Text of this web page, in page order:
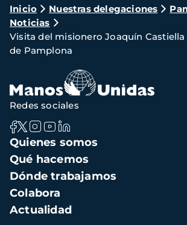
Ruta
de
navegación
Inicio Nuestras delegaciones
Noticias
Visita del misionero Joaquín
de Pamplona
Navegación
principal
Quienes somos
Qué hacemos
Dónde trabajamos
Colabora
Actualidad
Redes sociales